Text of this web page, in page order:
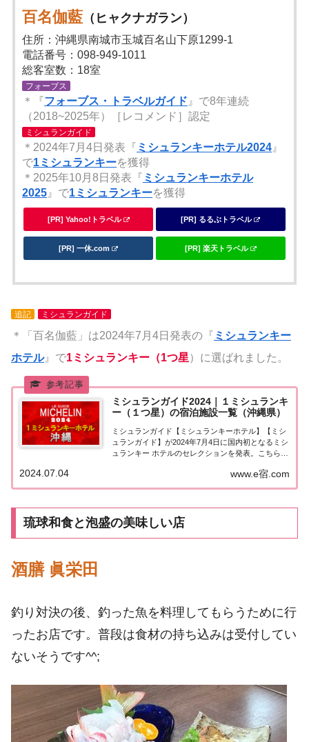
百名伽藍 （ヒャクナガラン）
住所：沖縄県南城市玉城百名山下原1299-1
電話番号：098-949-1011
総客室数：18室
フォーブス
＊『フォーブス・トラベルガイド 』で8年連続
（2018~2025年）［レコメンド］認定
ミシュランガイド
＊2024年7月4日発表『 ミシュランキーホテル2024 』
で1ミシュランキーを獲得
＊2025年10月8日発表『 ミシュランキーホテル
2025 』で1ミシュランキーを獲得
[PR] Yahoo!トラベル [PR] るるぶトラベル
[PR] 一休.com [PR] 楽天トラベル
追記 ミシュランガイド
＊「百名伽藍」は2024年7月4日発表の『 ミシュランキー
ホテル』で1ミシュランキー（1つ星）に選ばれました。
ミシュランガイド2024｜１ミシュランキ
ー（１つ星）の宿泊施設一覧（沖縄県）
ミシュランガイド【ミシュランキーホテル】【ミシ
ュランガイド】が2024年7月4日に国内初となるミシ
ュランキー ホテルのセレクションを発表。こちらの
星）★』に選ばれた宿泊施設（ホテル・旅館）を一
覧にまとめました。ミシュランガイド2024...
www.e宿.com
2024.07.04
琉球和食と泡盛の美味しい店
酒膳 眞栄田
釣り対決の後、釣った魚を料理してもらうために行
ったお店です。普段は食材の持ち込みは受付してい
ないそうです^^;